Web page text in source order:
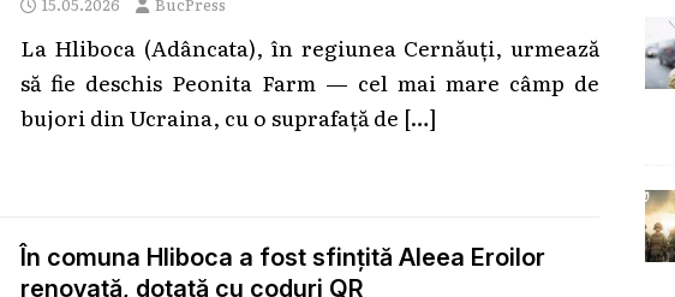
La Hliboca (Adâncata), în regiunea Cernăuți, urmează
să fie deschis Peonita Farm — cel mai mare câmp de
bujori din Ucraina, cu o suprafață de […]
În comuna Hliboca a fost sfințită Aleea Eroilor
renovată, dotată cu coduri QR